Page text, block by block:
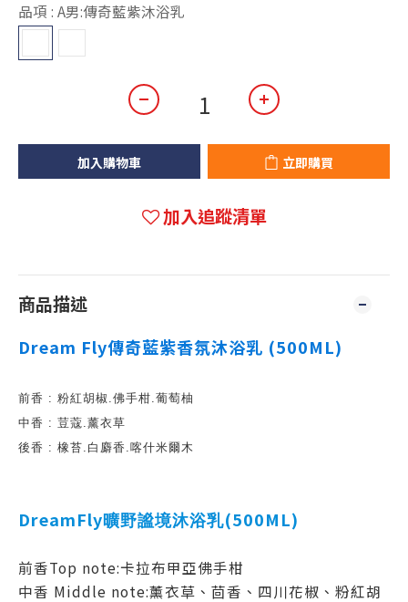
品項 : A男:傳奇藍紫沐浴乳
加入購物車 立即購買
加入追蹤清單
商品描述
Dream Fly傳奇藍紫香氛沐浴乳 (500ML)
前香 : 粉紅胡椒.佛手柑.葡萄柚
中香 : 荳蔻.薰衣草
後香 : 橡苔.白麝香.喀什米爾木
DreamFly曠野謐境沐浴乳(500ML)
前香Top note:卡拉布甲亞佛手柑
中香 Middle note:薰衣草、茴香、四川花椒、粉紅胡